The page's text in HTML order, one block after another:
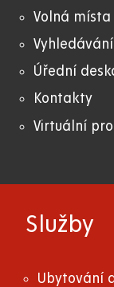
Volná místa
Úřední
Kontakty
Virtuální
Služby
Ubytování